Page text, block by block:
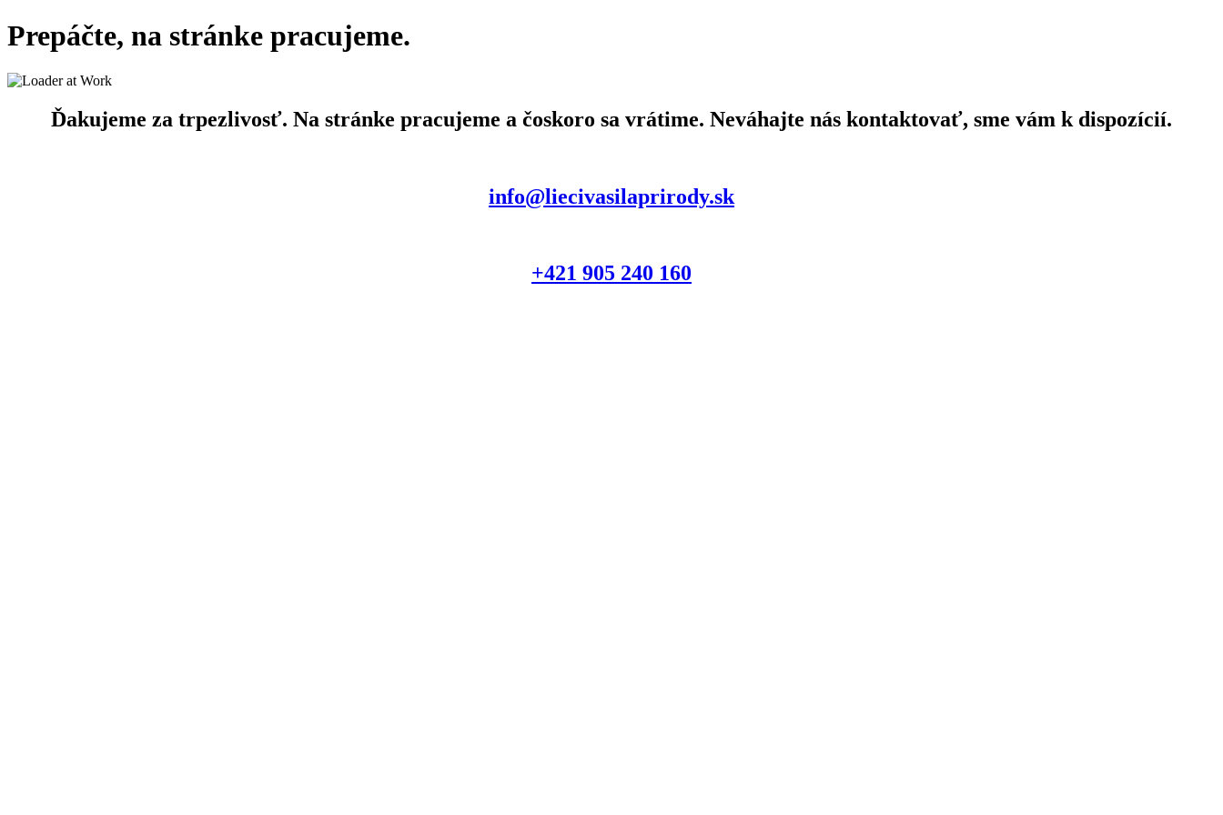
Prepáčte, na stránke pracujeme.
Ďakujeme za trpezlivosť. Na stránke pracujeme a čoskoro sa vrátime. Neváhajte nás kontaktovať, sme vám k dispozícií.
info@liecivasilaprirody.sk
+421 905 240 160